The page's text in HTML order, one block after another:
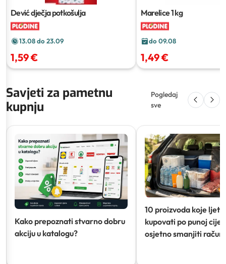
Dević dječja potkošulja
13.08 do 23.09
1,59 €
Marelice1 kg
do 09.08
1,49 €
Savjeti za pametnu
kupnju
Pogledaj
sve
Kako prepoznati stvarno dobru
akciju u katalogu?
10 proizvoda koje ljeti
kupovati po punoj
osjetno smanjiti račun)